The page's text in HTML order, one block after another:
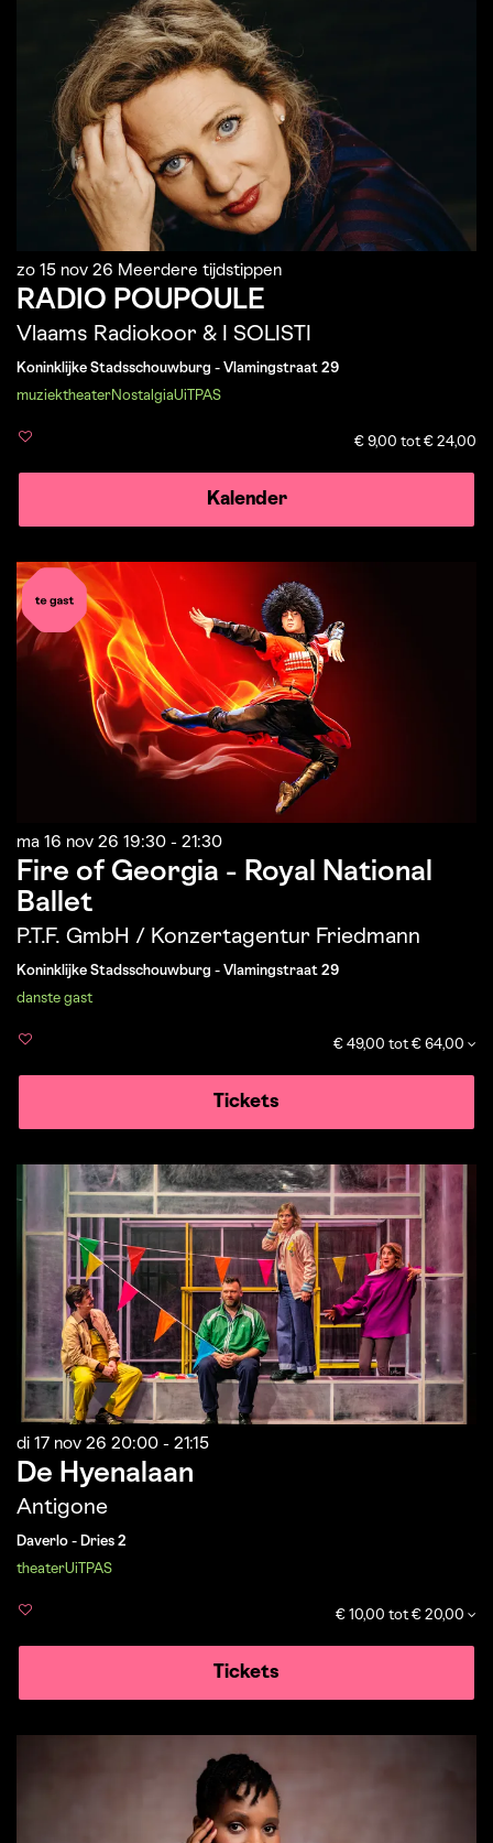
RADIO POUPOULE
Vlaams Radiokoor & I SOLISTI
zo 15 nov 26 Meerdere tijdstippen
Koninklijke Stadsschouwburg - Vlamingstraat 29
muziektheaterNostalgiaUiTPAS
€ 9,00 tot € 24,00
Kalender
Fire of Georgia - Royal National
Ballet
P.T.F. GmbH / Konzertagentur Friedmann
ma 16 nov 26 19:30 - 21:30
Koninklijke Stadsschouwburg - Vlamingstraat 29
danste gast
€ 49,00 tot € 64,00
Tickets
De Hyenalaan
Antigone
di 17 nov 26 20:00 - 21:15
Daverlo - Dries 2
theaterUiTPAS
€ 10,00 tot € 20,00
Tickets